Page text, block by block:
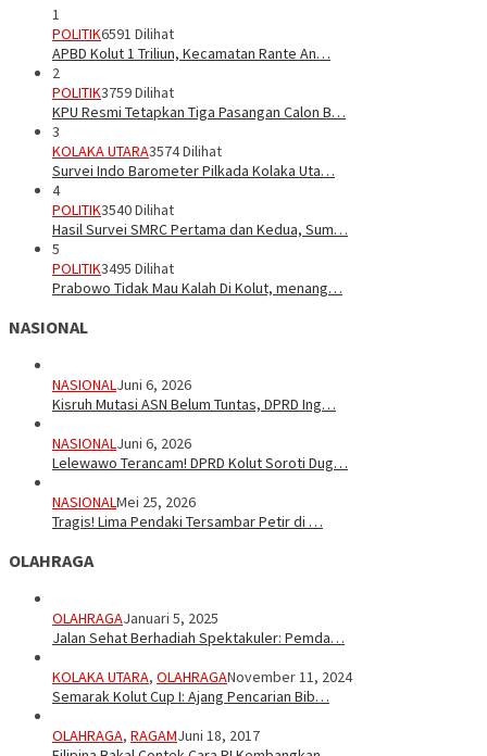
1
POLITIK6591 Dilihat
APBD Kolut 1 Triliun, Kecamatan Rante An…
2
POLITIK3759 Dilihat
KPU Resmi Tetapkan Tiga Pasangan Calon B…
3
KOLAKA UTARA3574 Dilihat
Survei Indo Barometer Pilkada Kolaka Uta…
4
POLITIK3540 Dilihat
Hasil Survei SMRC Pertama dan Kedua, Sum…
5
POLITIK3495 Dilihat
Prabowo Tidak Mau Kalah Di Kolut, menang…
NASIONAL
NASIONALJuni 6, 2026
Kisruh Mutasi ASN Belum Tuntas, DPRD Ing…
NASIONALJuni 6, 2026
Lelewawo Terancam! DPRD Kolut Soroti Dug…
NASIONALMei 25, 2026
Tragis! Lima Pendaki Tersambar Petir di …
OLAHRAGA
OLAHRAGAJanuari 5, 2025
Jalan Sehat Berhadiah Spektakuler: Pemda…
KOLAKA UTARA, OLAHRAGANovember 11, 2024
Semarak Kolut Cup I: Ajang Pencarian Bib…
OLAHRAGA, RAGAMJuni 18, 2017